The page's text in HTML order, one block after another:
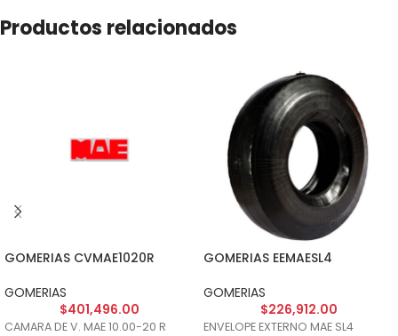
Productos relacionados
GOMERIAS CVMAE1020R
GOMERIAS
$401,496.00
CAMARA DE V. MAE 10.00-20 R
GOMERIAS EEMAESL4
GOMERIAS
$226,912.00
ENVELOPE EXTERNO MAE SL4